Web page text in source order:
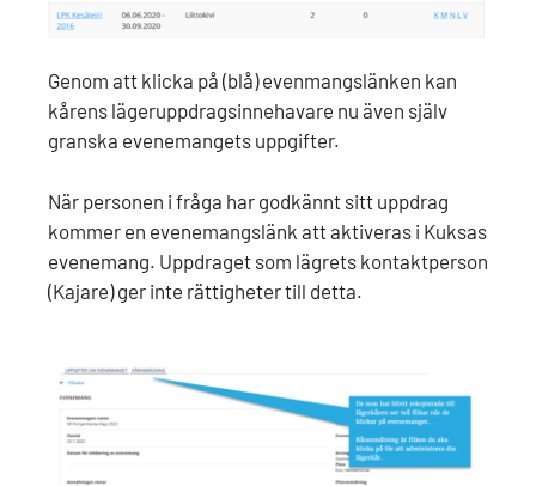
Genom att klicka på (blå) evenmangslänken kan
kårens lägeruppdragsinnehavare nu även själv
granska evenemangets uppgifter.
När personen i fråga har godkännt sitt uppdrag
kommer en evenemangslänk att aktiveras i Kuksas
evenemang. Uppdraget som lägrets kontaktperson
(Kajare) ger inte rättigheter till detta.